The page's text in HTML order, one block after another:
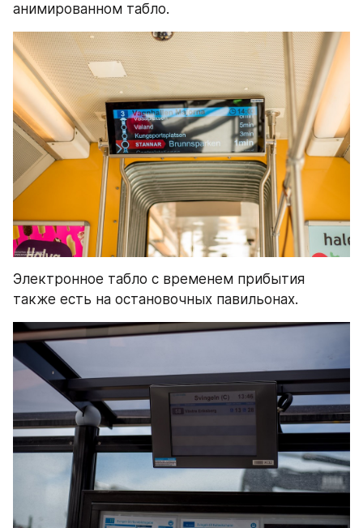
анимированном табло.
Электронное табло с временем прибытия
также есть на остановочных павильонах.